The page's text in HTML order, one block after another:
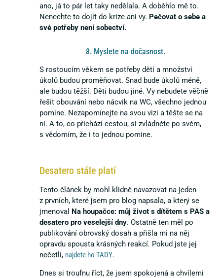
ano, já to pár let taky nedělala. A doběhlo mě to.
Nenechte to dojít do krize ani vy. Pečovat o sebe a
své potřeby není sobectví.
8. Myslete na dočasnost.
S rostoucím věkem se potřeby dětí a množství
úkolů budou proměňovat. Snad bude úkolů méně,
ale budou těžší. Děti budou jiné. Vy nebudete věčně
řešit obouvání nebo nácvik na WC, všechno jednou
pomine. Nezapomínejte na svou vizi a těšte se na
ni. A to, co přichází cestou, si zvládněte po svém,
s vědomím, že i to jednou pomine.
Desatero stále platí
Tento článek by mohl klidně navazovat na jeden
z prvních, které jsem pro blog napsala, a který se
jmenoval
Na houpačce: můj život s dítětem s PAS a
desatero pro veselejší dny. Ostatně ten měl po
publikování obrovský dosah a přišla mi na něj
opravdu spousta krásných reakcí. Pokud jste jej
nečetli, najdete ho TADY.
Dnes si troufnu říct, že jsem spokojená a chvílemi